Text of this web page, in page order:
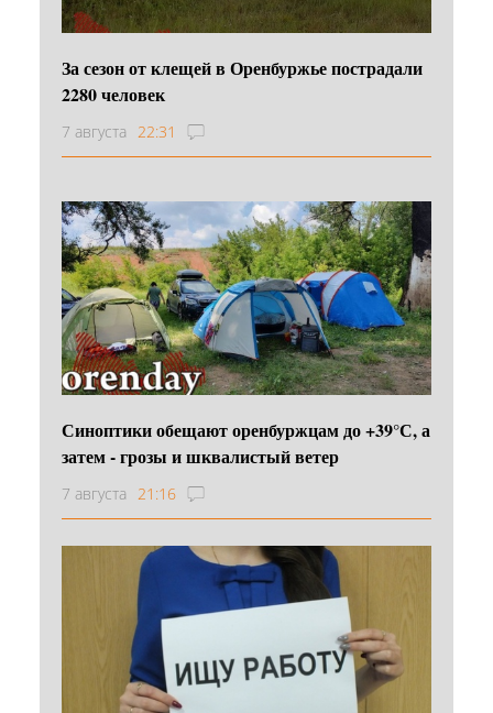
За сезон от клещей в Оренбуржье пострадали
2280 человек
7 августа 22:31
Синоптики обещают оренбуржцам до +39°С, а
затем - грозы и шквалистый ветер
7 августа 21:16